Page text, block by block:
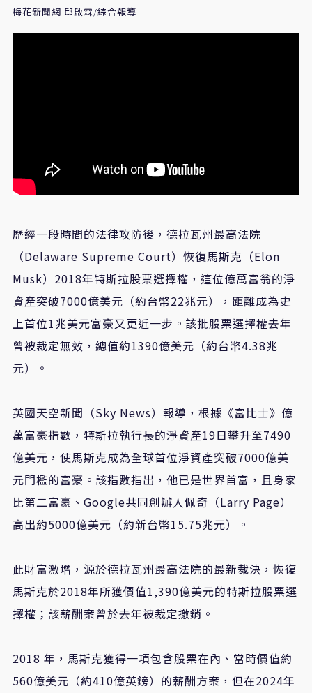
梅花新聞網 邱啟霖/綜合報導
歷經一段時間的法律攻防後，德拉瓦州最高法院
（Delaware Supreme Court）恢復馬斯克（Elon
Musk）2018年特斯拉股票選擇權，這位億萬富翁的淨
資產突破7000億美元（約台幣22兆元），距離成為史
上首位1兆美元富豪又更近一步。該批股票選擇權去年
曾被裁定無效，總值約1390億美元（約台幣4.38兆
元）。
英國天空新聞（Sky News）報導，根據《富比士》億
萬富豪指數，特斯拉執行長的淨資產19日攀升至7490
億美元，使馬斯克成為全球首位淨資產突破7000億美
元門檻的富豪。該指數指出，他已是世界首富，且身家
比第二富豪、Google共同創辦人佩奇（Larry Page）
高出約5000億美元（約新台幣15.75兆元）。
此財富激增，源於德拉瓦州最高法院的最新裁決，恢復
馬斯克於2018年所獲價值1,390億美元的特斯拉股票選
擇權；該薪酬案曾於去年被裁定撤銷。
2018 年，馬斯克獲得一項包含股票在內、當時價值約
560億美元（約410億英鎊）的薪酬方案，但在2024年